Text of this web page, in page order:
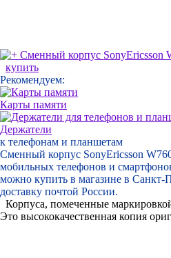
купить
Рекомендуем:
Карты памяти
Держатели
к телефонам и планшетам
Сменный корпус SonyEricsson
мобильных телефонов и
можно купить в магазине в Санкт-
доставку почтой России.
Корпуса, помеченные
Это высококачественная копия